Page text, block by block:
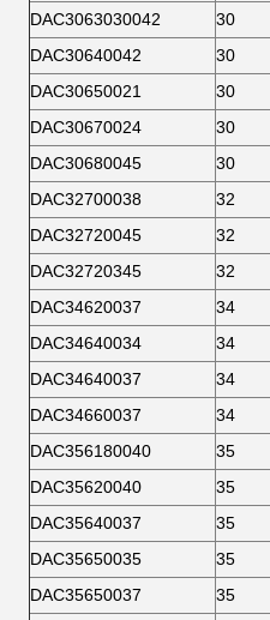
DAC3063030042 30
DAC30640042
30
DAC30650021
30
DAC30670024
30
DAC30680045
30
DAC32700038
32
DAC32720045
32
DAC32720345
32
DAC34620037
34
DAC34640034
34
DAC34640037
34
DAC34660037
34
DAC356180040
35
DAC35620040
35
DAC35640037
35
DAC35650035
35
DAC35650037
35